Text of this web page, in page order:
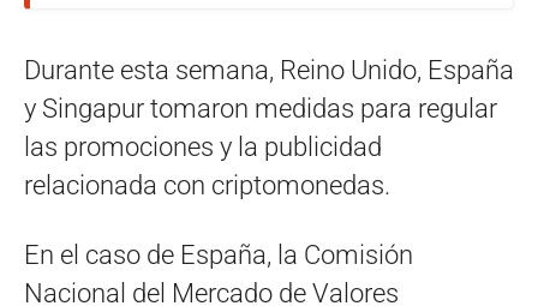
Durante esta semana, Reino Unido, España
y Singapur tomaron medidas para regular
las promociones y la publicidad
relacionada con criptomonedas.
En el caso de España, la Comisión
Nacional del Mercado de Valores